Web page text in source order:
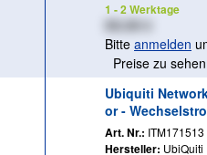
1 - 2 Werktage
Bitte anmelden
Preise zu sehen
Ubiquiti
or -
Art. Nr.: ITM171513
Hersteller: UbiQuiti